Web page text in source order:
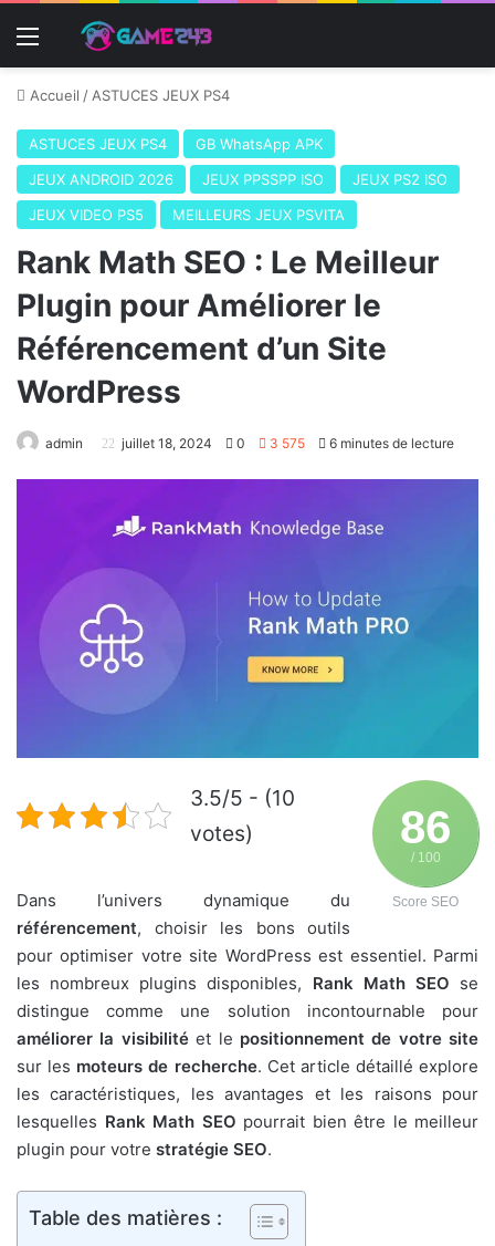
Menu
Accueil / ASTUCES JEUX PS4
ASTUCES JEUX PS4
GB WhatsApp APK
JEUX ANDROID 2026
JEUX PPSSPP ISO
JEUX PS2 ISO
JEUX VIDEO PS5
MEILLEURS JEUX PSVITA
Rank Math SEO : Le Meilleur
Plugin pour Améliorer le
Référencement d’un Site
WordPress
admin juillet 18, 2024 0 3 575 6 minutes de lecture
86
/ 100
Score SEO
3.5/5 - (10
votes)
Dans l’univers dynamique du
référencement, choisir les bons outils
pour optimiser votre site WordPress est essentiel. Parmi
les nombreux plugins disponibles, Rank Math SEO se
distingue comme une solution incontournable pour
améliorer la visibilitéet le positionnement de votre site
sur les moteurs de recherche. Cet article détaillé explore
les caractéristiques, les avantages et les raisons pour
lesquelles Rank Math SEO pourrait bien être le meilleur
plugin pour votre stratégie SEO.
Table des matières :